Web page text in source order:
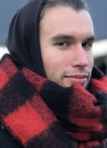
Gestaltung
und Designstudium
Formen
Gebäude